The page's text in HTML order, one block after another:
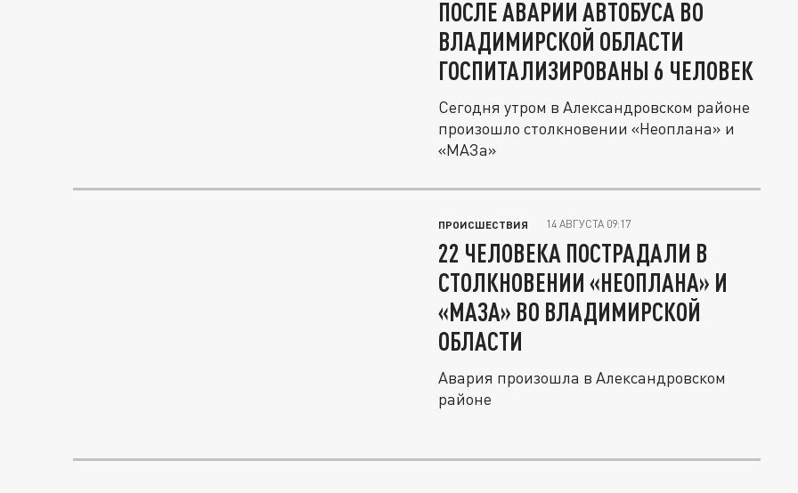
ПОСЛЕ АВАРИИ АВТОБУСА ВО
ВЛАДИМИРСКОЙ ОБЛАСТИ
ГОСПИТАЛИЗИРОВАНЫ 6 ЧЕЛОВЕК
Сегодня утром в Александровском районе
произошло столкновении «Неоплана» и
«МАЗа»
ПРОИСШЕСТВИЯ 14 АВГУСТА 09:17
22 ЧЕЛОВЕКА ПОСТРАДАЛИ В
СТОЛКНОВЕНИИ «НЕОПЛАНА» И
«МАЗА» ВО ВЛАДИМИРСКОЙ
ОБЛАСТИ
Авария произошла в Александровском
районе